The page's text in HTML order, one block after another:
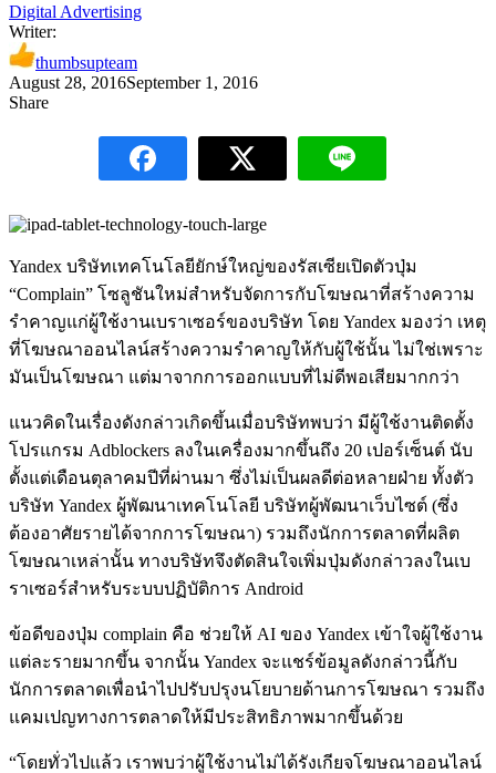
Digital Advertising
Writer:
thumbsupteam
August 28, 2016September 1, 2016
Share
Yandex บริษัทเทคโนโลยียักษ์ใหญ่ของรัสเซียเปิดตัวปุ่ม
“Complain” โซลูชันใหม่สำหรับจัดการกับโฆษณาที่สร้างความ
รำคาญแก่ผู้ใช้งานเบราเซอร์ของบริษัท โดย Yandex มองว่า เหตุ
ที่โฆษณาออนไลน์สร้างความรำคาญให้กับผู้ใช้นั้น ไม่ใช่เพราะ
มันเป็นโฆษณา แต่มาจากการออกแบบที่ไม่ดีพอเสียมากกว่า
แนวคิดในเรื่องดังกล่าวเกิดขึ้นเมื่อบริษัทพบว่า มีผู้ใช้งานติดตั้ง
โปรแกรม Adblockers ลงในเครื่องมากขึ้นถึง 20 เปอร์เซ็นต์ นับ
ตั้งแต่เดือนตุลาคมปีที่ผ่านมา ซึ่งไม่เป็นผลดีต่อหลายฝ่าย ทั้งตัว
บริษัท Yandex ผู้พัฒนาเทคโนโลยี บริษัทผู้พัฒนาเว็บไซต์ (ซึ่ง
ต้องอาศัยรายได้จากการโฆษณา) รวมถึงนักการตลาดที่ผลิต
โฆษณาเหล่านั้น ทางบริษัทจึงตัดสินใจเพิ่มปุ่มดังกล่าวลงในเบ
ราเซอร์สำหรับระบบปฏิบัติการ Android
ข้อดีของปุ่ม complain คือ ช่วยให้ AI ของ Yandex เข้าใจผู้ใช้งาน
แต่ละรายมากขึ้น จากนั้น Yandex จะแชร์ข้อมูลดังกล่าวนี้กับ
นักการตลาดเพื่อนำไปปรับปรุงนโยบายด้านการโฆษณา รวมถึง
แคมเปญทางการตลาดให้มีประสิทธิภาพมากขึ้นด้วย
“โดยทั่วไปแล้ว เราพบว่าผู้ใช้งานไม่ได้รังเกียจโฆษณาออนไลน์